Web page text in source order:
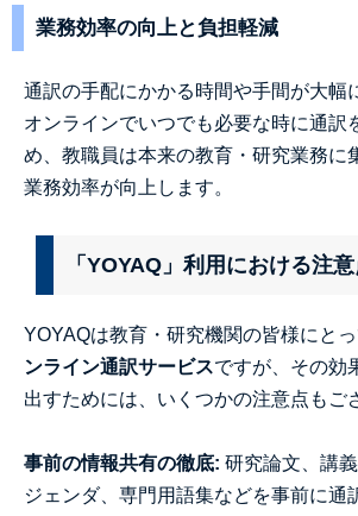
業務効率の向上と負担軽減
通訳の手配にかかる時間や手間が大幅
オンラインでいつでも必要な時に通訳
め、教職員は本来の教育・研究業務に
業務効率が向上します。
「YOYAQ」利用における注
YOYAQは教育・研究機関の皆様にと
ンライン通訳サービスですが、その効
出すためには、いくつかの注意点もご
事前の情報共有の徹底: 研究論文、講
ジェンダ、専門用語集などを事前に通